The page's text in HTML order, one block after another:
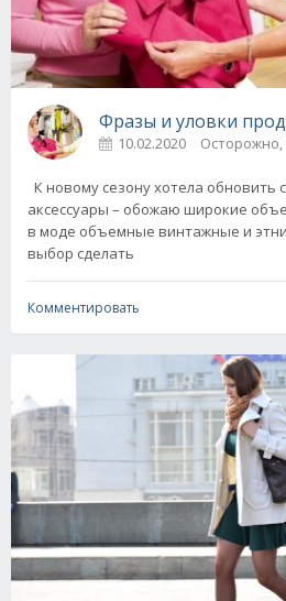
Фразы и уловки
10.02.2020
К новому сезону хотела обновить
аксессуары – обожаю широкие
в моде объемные винтажные и
выбор сделать
Комментировать